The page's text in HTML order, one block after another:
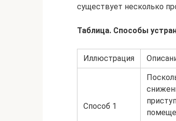
существует несколько
Таблица. Способы
Иллюстрация
Способ 1